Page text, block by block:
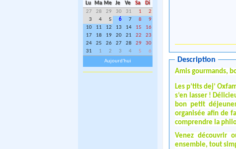
Lu
Ma Me Je Ve Sa
Di
27
28 29 30 31 1
2
3
4 5 6 7 8
9
10
11 12 13 14 15
16
17
18 19 20 21 22
23
24
25 26 27 28 29
30
31
1 2 3 4 5
6
Aujourd'hui
Description
Amis gourmands,
Les p’tits dej’
s’en lasser !
bon petit
organisée afin de
comprendre la
Venez découvrir
ensemble, tout